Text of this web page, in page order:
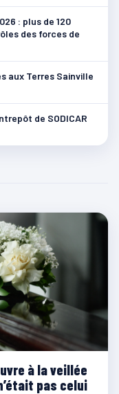
: plus de 120
des forces de
aux Terres Sainville
de SODICAR
à la veillée
pas celui